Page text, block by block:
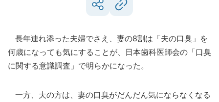
長年連れ添った夫婦でさえ、妻の8割は「夫の口臭」を
何歳になっても気にすることが、日本歯科医師会の「口臭
に関する意識調査」で明らかになった。
一方、夫の方は、妻の口臭がだんだん気にならなくなる